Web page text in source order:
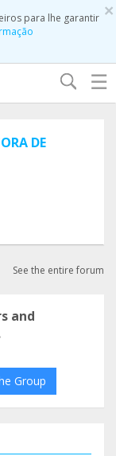
×
para lhe garantir
☰
DE
See the entire forum
and
Group